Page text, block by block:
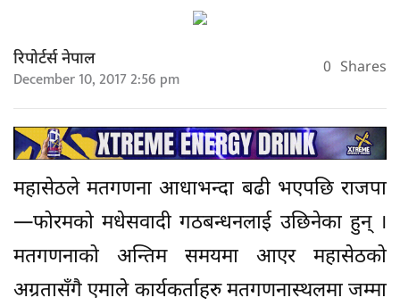
रिपोर्टर्स नेपाल
December 10, 2017 2:56 pm 0 Shares
महासेठले मतगणना आधाभन्दा बढी भएपछि राजपा
—फोरमको मधेसवादी गठबन्धनलाई उछिनेका हुन् ।
मतगणनाको अन्तिम समयमा आएर महासेठको
अग्रतासँगै एमाले कार्यकर्ताहरु मतगणनास्थलमा जम्मा